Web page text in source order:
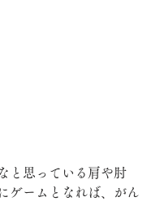
と思っている肩や肘
ゲームとなれば、がん